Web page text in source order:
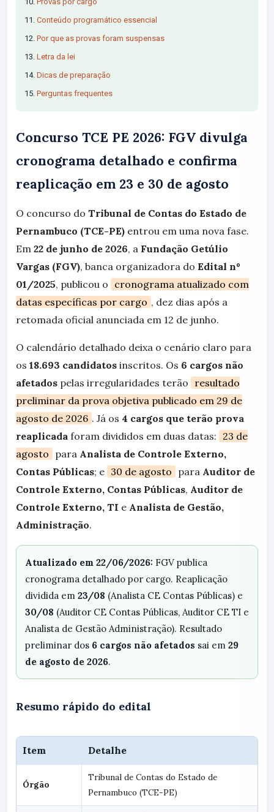
Conteúdo programático essencial
Por que as provas foram suspensas
Letra da lei
Dicas de preparação
Perguntas frequentes
Concurso TCE PE 2026: FGV divulga
cronograma detalhado e confirma
reaplicação em 23 e 30 de agosto
O concurso do Tribunal de Contas do Estado de
Pernambuco (TCE-PE) entrou em uma nova fase.
Em 22 de junho de 2026, a Fundação Getúlio
Vargas (FGV), banca organizadora do Edital nº
01/2025, publicou o cronograma atualizado com
datas específicas por cargo , dez dias após a
retomada oficial anunciada em 12 de junho.
O calendário detalhado deixa o cenário claro para
os 18.693 candidatos inscritos. Os 6 cargos não
afetados pelas irregularidades terão resultado
preliminar da prova objetiva publicado em 29 de
agosto de 2026 . Já os 4 cargos que terão prova
reaplicada foram divididos em duas datas: 23 de
agosto para Analista de Controle Externo,
Contas Públicas; e 30 de agosto para Auditor de
Controle Externo, Contas Públicas, Auditor de
Controle Externo, TI e Analista de Gestão,
Administração.
Atualizado em 22/06/2026: FGV publica
cronograma detalhado por cargo. Reaplicação
dividida em 23/08 (Analista CE Contas Públicas) e
30/08 (Auditor CE Contas Públicas, Auditor CE TI e
Analista de Gestão Administração). Resultado
preliminar dos 6 cargos não afetados sai em 29
de agosto de 2026.
Resumo rápido do edital
Item Detalhe
Órgão
Tribunal de Contas do Estado de
Pernambuco (TCE-PE)